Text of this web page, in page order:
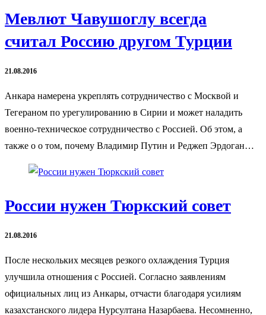
Мевлют Чавушоглу всегда
считал Россию другом Турции
21.08.2016
Анкара намерена укреплять сотрудничество с Москвой и
Тегераном по урегулированию в Сирии и может наладить
военно-техническое сотрудничество с Россией. Об этом, а
также о о том, почему Владимир Путин и Реджеп Эрдоган…
России нужен Тюркский совет
21.08.2016
После нескольких месяцев резкого охлаждения Турция
улучшила отношения с Россией. Согласно заявлениям
официальных лиц из Анкары, отчасти благодаря усилиям
казахстанского лидера Нурсултана Назарбаева. Несомненно,